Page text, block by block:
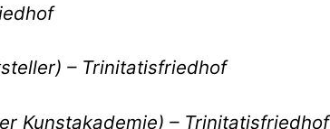
– Trinitatisfriedhof
Kunstakademie) – Trinitatisfriedhof